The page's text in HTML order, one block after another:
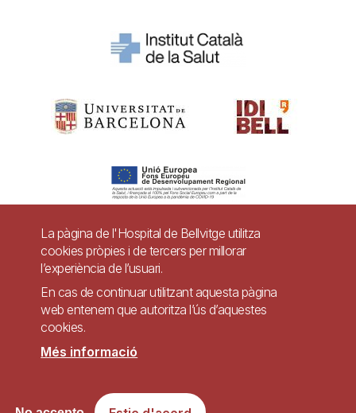
Pie
página
Contacte
Accessibilitat Avís legal Ajuda
Lloc web accessible de conformitat amb el Reial Decret 1112/2018, de 7 de
La pàgina de l'Hospital de Bellvitge utilitza
cookies pròpies i de tercers per millorar
l’experiència de l’usuari.
En cas de continuar utilitzant aquesta pàgina
web entenem que autoritza l’ús d’aquestes
cookies.
Més informació